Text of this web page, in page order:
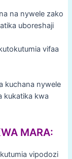
na nywele zako
uboreshaji
vifaa
kuchana nywele
kukatika kwa
MARA:
vipodozi